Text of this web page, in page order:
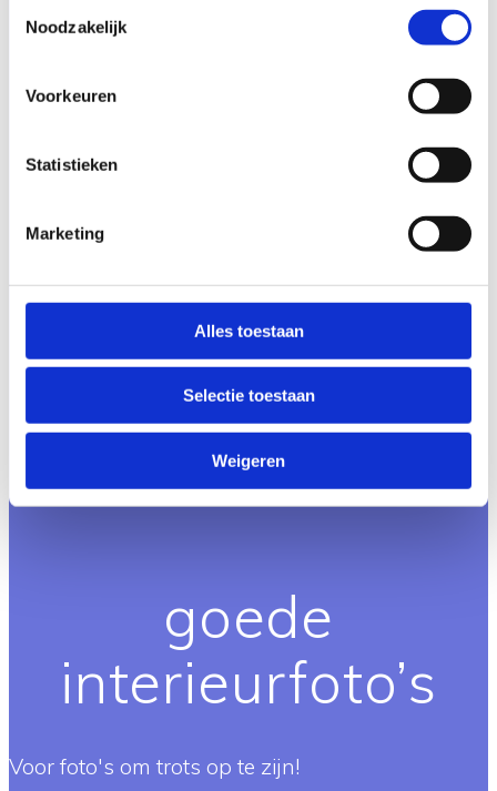
Noodzakelijk
Voorkeuren
Statistieken
Marketing
Alles toestaan
Selectie toestaan
Weigeren
Voor foto's om trots op te zijn!